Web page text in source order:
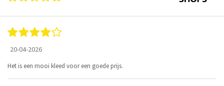
20-04-2026
Het is een mooi kleed voor een goede prijs.